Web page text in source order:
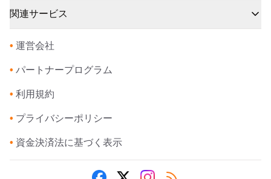
関連サービス
• 運営会社
• パートナープログラム
• 利用規約
• プライバシーポリシー
• 資金決済法に基づく表示